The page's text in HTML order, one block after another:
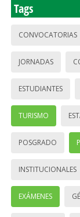
Tags
CONVOCATORIAS
JORNADAS
ESTUDIANTES
TURISMO
POSGRADO
INSTITUCIONALES
EXÁMENES